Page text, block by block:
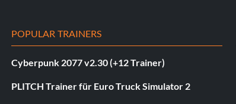
POPULAR TRAINERS
Cyberpunk 2077 v2.30 (+12 Trainer)
PLITCH Trainer für Euro Truck Simulator 2